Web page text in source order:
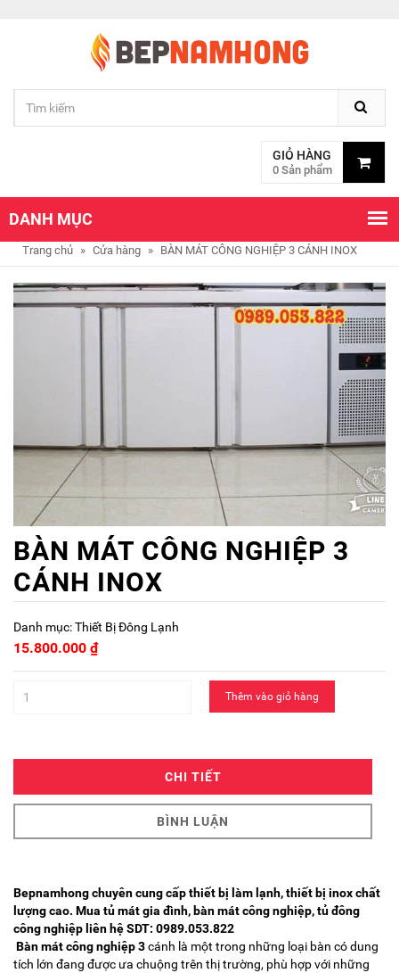
GIỎ HÀNG
0 Sản phẩm
DANH MỤC
Trang chủ » Cửa hàng » BÀN MÁT CÔNG NGHIỆP 3 CÁNH INOX
BÀN MÁT CÔNG NGHIỆP 3
CÁNH INOX
Danh mục:Thiết Bị Đông Lạnh
15.800.000 ₫
Thêm vào giỏ hàng
CHI TIẾT
BÌNH LUẬN
Bepnamhong chuyên cung cấpthiết bị làm lạnh, thiết bị inox chất
lượng cao. Mua tủ mát gia đình, bàn mát công nghiệp, tủ đông
công nghiệp liên hệ SDT: 0989.053.822
Bàn mát công nghiệp 3cánh là một trong những loại bàn có dung
tích lớn đang được ưa chuộng trên thị trường, phù hợp với những